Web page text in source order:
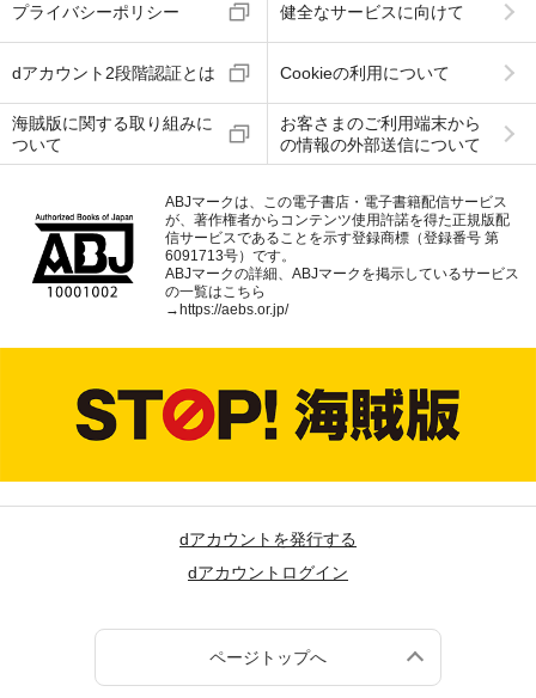
プライバシーポリシー 健全なサービスに向けて
dアカウント2段階認証とは Cookieの利用について
海賊版に関する取り組みに
ついて
お客さまのご利用端末から
の情報の外部送信について
ABJマークは、この電子書店・電子書籍配信サービス
が、著作権者からコンテンツ使用許諾を得た正規版配
信サービスであることを示す登録商標（登録番号 第
6091713号）です。
ABJマークの詳細、ABJマークを掲示しているサービス
の一覧はこちら
→https://aebs.or.jp/
dアカウントを発行する
dアカウントログイン
ページトップへ